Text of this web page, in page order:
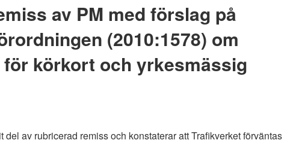
av PM med förslag på
(2010:1578) om
körkort och yrkesmässig
del av rubricerad remiss och konstaterar att Trafikverket förväntas